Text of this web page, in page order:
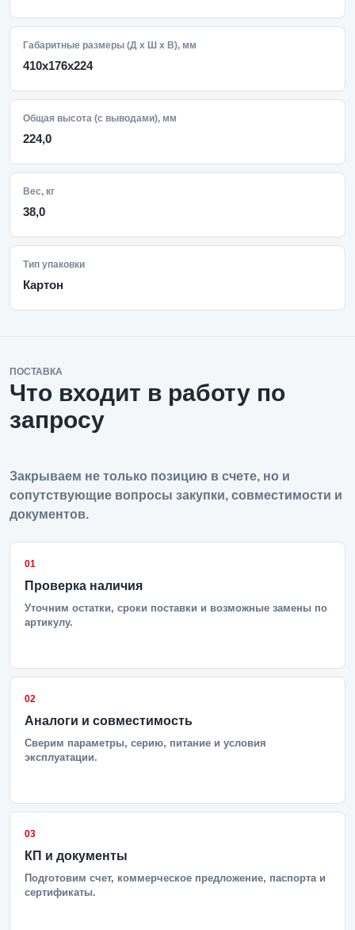
Габаритные размеры (Д х Ш х В), мм
410x176x224
Общая высота (с выводами), мм
224,0
Вес, кг
38,0
Тип упаковки
Картон
ПОСТАВКА
Что входит в работу по
запросу
Закрываем не только позицию в счете, но и
сопутствующие вопросы закупки, совместимости и
документов.
01
Проверка наличия
Уточним остатки, сроки поставки и возможные замены по
артикулу.
02
Аналоги и совместимость
Сверим параметры, серию, питание и условия
эксплуатации.
03
КП и документы
Подготовим счет, коммерческое предложение, паспорта и
сертификаты.